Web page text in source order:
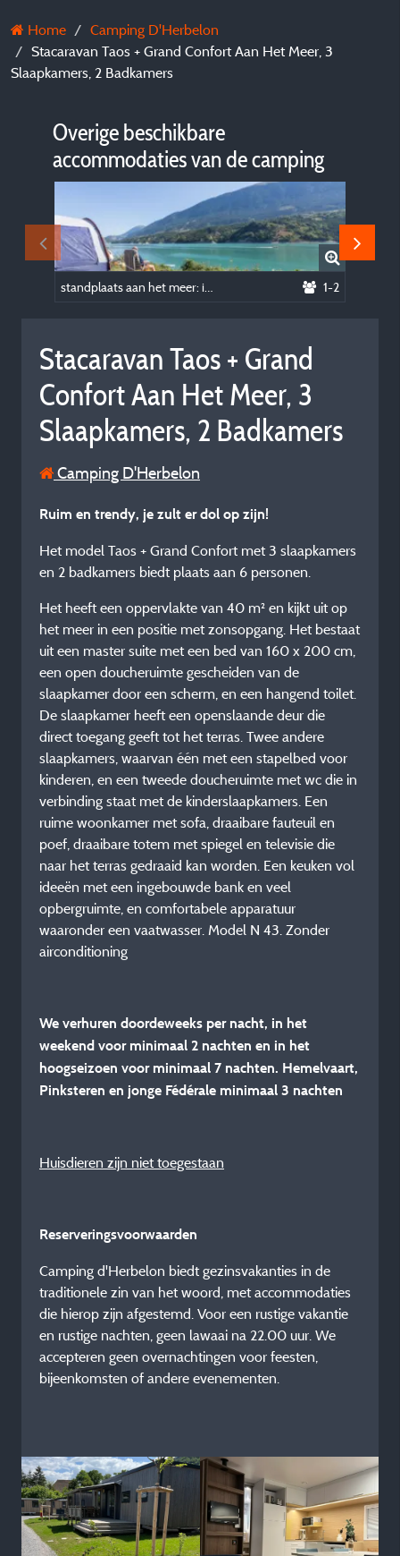
Home
Camping D'Herbelon
Stacaravan Taos + Grand Confort Aan Het Meer, 3
Slaapkamers, 2 Badkamers
Overige beschikbare
accommodaties van de camping
1-2
Stacaravan Taos + Grand
Confort Aan Het Meer, 3
Slaapkamers, 2 Badkamers
Camping D'Herbelon
Ruim en trendy, je zult er dol op zijn!
Het model Taos + Grand Confort met 3 slaapkamers
en 2 badkamers biedt plaats aan 6 personen.
Het heeft een oppervlakte van 40 m² en kijkt uit op
het meer in een positie met zonsopgang. Het bestaat
uit een master suite met een bed van 160 x 200 cm,
een open doucheruimte gescheiden van de
slaapkamer door een scherm, en een hangend toilet.
De slaapkamer heeft een openslaande deur die
direct toegang geeft tot het terras. Twee andere
slaapkamers, waarvan één met een stapelbed voor
kinderen, en een tweede doucheruimte met wc die in
verbinding staat met de kinderslaapkamers. Een
ruime woonkamer met sofa, draaibare fauteuil en
poef, draaibare totem met spiegel en televisie die
naar het terras gedraaid kan worden. Een keuken vol
ideeën met een ingebouwde bank en veel
opbergruimte, en comfortabele apparatuur
waaronder een vaatwasser. Model N 43. Zonder
airconditioning
We verhuren doordeweeks per nacht, in het
weekend voor minimaal 2 nachten en in het
hoogseizoen voor minimaal 7 nachten. Hemelvaart,
Pinksteren en jonge Fédérale minimaal 3 nachten
Huisdieren zijn niet toegestaan
Reserveringsvoorwaarden
Camping d'Herbelon biedt gezinsvakanties in de
traditionele zin van het woord, met accommodaties
die hierop zijn afgestemd. Voor een rustige vakantie
en rustige nachten, geen lawaai na 22.00 uur. We
accepteren geen overnachtingen voor feesten,
bijeenkomsten of andere evenementen.